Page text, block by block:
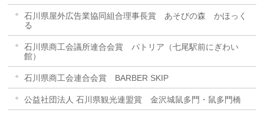
石川県屋外広告業協同組合理事長賞 あそびの森 かほっく
る
石川県商工会議所連合会賞 パトリア（七尾駅前にぎわい
館）
石川県商工会連合会賞 BARBER SKIP
公益社団法人 石川県観光連盟賞 金沢城鼠多門・鼠多門橋